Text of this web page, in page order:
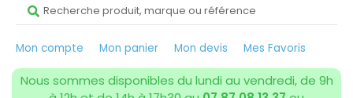
Mon compte Mon panier Mon devis Mes Favoris
Nous sommes disponibles du lundi au vendredi, de 9h